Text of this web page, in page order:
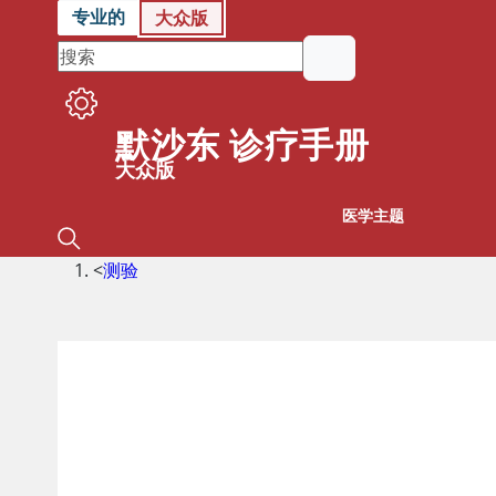
专业的 大众版
默沙东 诊疗手册
大众版
医学主题
<测验